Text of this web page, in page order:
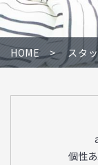
HOME スタ
個性